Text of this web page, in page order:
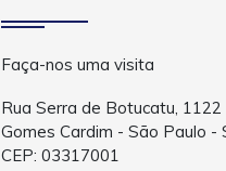
Faça-nos uma visita
Rua Serra de Botucatu, 1122
Gomes Cardim - São Paulo -
CEP: 03317001